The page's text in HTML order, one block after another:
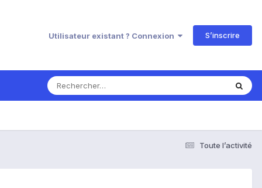
Utilisateur existant ? Connexion S’inscrire
Toute l’activité